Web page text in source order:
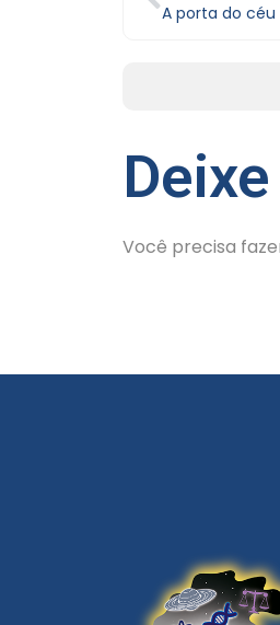
A porta do céu
Você precisa